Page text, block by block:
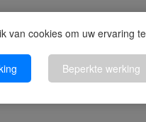
van cookies om uw ervaring
Beperkte werking